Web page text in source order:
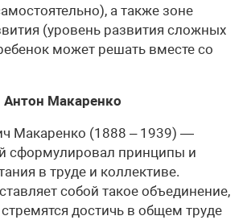
а также зоне
(уровень развития сложных
может решать вместе со
Антон Макаренко
Макаренко (1888 – 1939) —
сформулировал принципы и
в труде и коллективе.
собой такое объединение,
достичь в общем труде